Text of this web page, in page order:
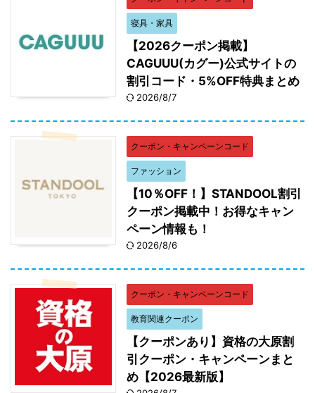
寝具・家具
【2026クーポン掲載】
CAGUUU(カグー)公式サイトの
割引コード・5%OFF特典まとめ
2026/8/7
クーポン・キャンペーンコード
ファッション
【10％OFF！】STANDOOL割引
クーポン掲載中！お得なキャン
ペーン情報も！
2026/8/6
クーポン・キャンペーンコード
教育関連クーポン
【クーポンあり】資格の大原割
引クーポン・キャンペーンまと
め【2026最新版】